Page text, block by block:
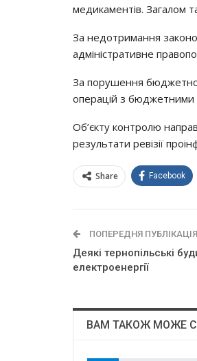
медикаментів. Загалом
За недотримання
адміністративне
За порушення
операцій з
Об’єкту контролю
результати ревізії
Share Facebook
ПОПЕРЕДНЯ ПУБЛІКАЦІЯ
Деякі тернопільські
електроенергії
ВАМ ТАКОЖ МОЖЕ